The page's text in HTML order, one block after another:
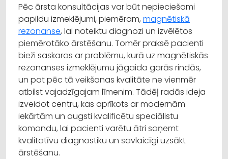
Pēc ārsta konsultācijas var būt nepieciešami
papildu izmeklējumi, piemēram, magnētiskā
rezonanse, lai noteiktu diagnozi un izvēlētos
piemērotāko ārstēšanu. Tomēr praksē pacienti
bieži saskaras ar problēmu, kurā uz magnētiskās
rezonanses izmeklējumu jāgaida garās rindās,
un pat pēc tā veikšanas kvalitāte ne vienmēr
atbilst vajadzīgajam līmenim. Tādēļ radās ideja
izveidot centru, kas aprīkots ar modernām
iekārtām un augsti kvalificētu speciālistu
komandu, lai pacienti varētu ātri saņemt
kvalitatīvu diagnostiku un savlaicīgi uzsākt
ārstēšanu.